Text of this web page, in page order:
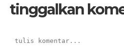
tinggalkan